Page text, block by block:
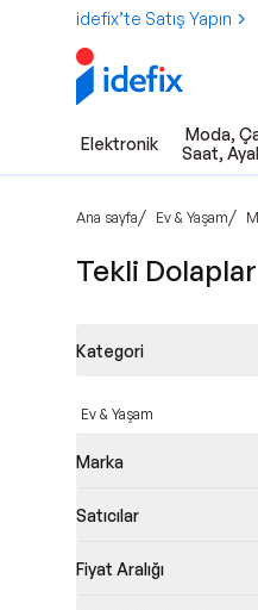
idefix’te Satış Yapın
Elektronik
Moda,
Saat,
Ana sayfa/ Ev & Yaşam/
Tekli Dolaplar
Kategori
Ev & Yaşam
Marka
Satıcılar
Fiyat Aralığı